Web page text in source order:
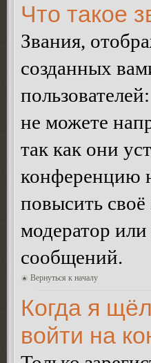
Что такое
Звания,
созданных
не можете
так как они
конференцию
повысить
модератор
сообщений.
Вернуться к началу
Когда я
войти на